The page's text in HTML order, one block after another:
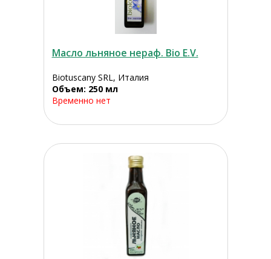
Масло льняное нераф. Bio E.V.
Biotuscany SRL, Италия
Объем: 250 мл
Временно нет